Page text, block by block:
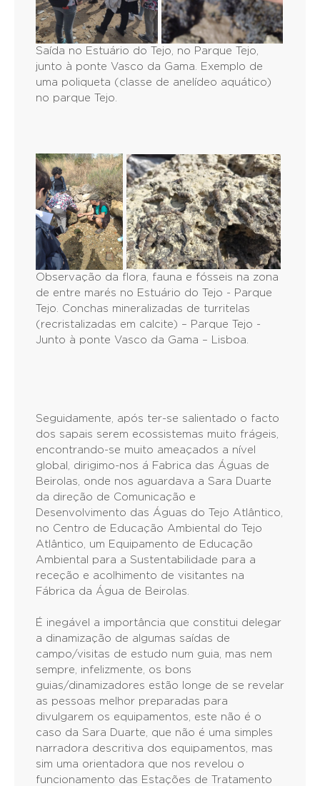
Saída no Estuário do Tejo, no Parque Tejo,
junto à ponte Vasco da Gama. Exemplo de
uma poliqueta (classe de anelídeo aquático)
no parque Tejo.
Observação da flora, fauna e fósseis na zona
de entre marés no Estuário do Tejo - Parque
Tejo. Conchas mineralizadas de turritelas
(recristalizadas em calcite) – Parque Tejo -
Junto à ponte Vasco da Gama – Lisboa.
Seguidamente, após ter-se salientado o facto
dos sapais serem ecossistemas muito frágeis,
encontrando-se muito ameaçados a nível
global, dirigimo-nos á Fabrica das Águas de
Beirolas, onde nos aguardava a Sara Duarte
da direção de Comunicação e
Desenvolvimento das Águas do Tejo Atlântico,
no Centro de Educação Ambiental do Tejo
Atlântico, um Equipamento de Educação
Ambiental para a Sustentabilidade para a
receção e acolhimento de visitantes na
Fábrica da Água de Beirolas.
É inegável a importância que constitui delegar
a dinamização de algumas saídas de
campo/visitas de estudo num guia, mas nem
sempre, infelizmente, os bons
guias/dinamizadores estão longe de se revelar
as pessoas melhor preparadas para
divulgarem os equipamentos, este não é o
caso da Sara Duarte, que não é uma simples
narradora descritiva dos equipamentos, mas
sim uma orientadora que nos revelou o
funcionamento das Estações de Tratamento